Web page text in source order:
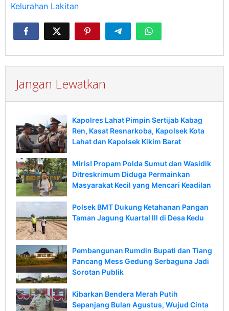
Kelurahan Lakitan
Jangan Lewatkan
Kapolres Lahat Pimpin Sertijab Kabag
Ren, Kasat Resnarkoba, Kapolsek Kota
Lahat dan Kapolsek Kikim Barat
Miris! Propam Polda Sumut dan Wasidik
Ditreskrimum Diduga Permainkan
Masyarakat Kecil yang Mencari Keadilan
Polsek BMT Dukung Ketahanan Pangan
Taman Jagung Kuartal lll di Desa Kedu
Pembangunan Rumdin Bupati dan Tiang
Pancang Mess Gedung Serbaguna Jadi
Sorotan Publik
Kibarkan Bendera Merah Putih
Sepanjang Bulan Agustus, Wujud Cinta